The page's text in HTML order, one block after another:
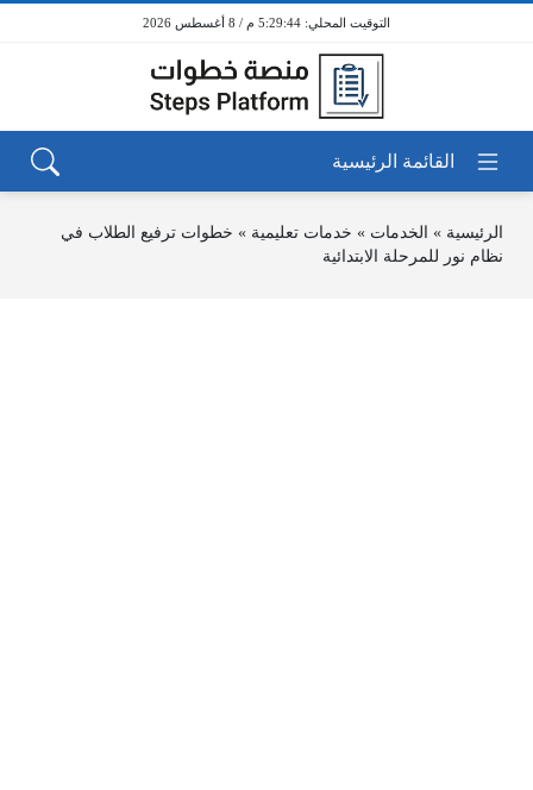
5:29:45 م / 8 أغسطس 2026
الرئيسية » الخدمات » خدمات تعليمية » خطوات ترفيع الطلاب في
نظام نور للمرحلة الابتدائية